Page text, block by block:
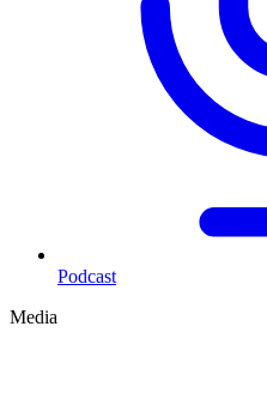
Podcast
Media